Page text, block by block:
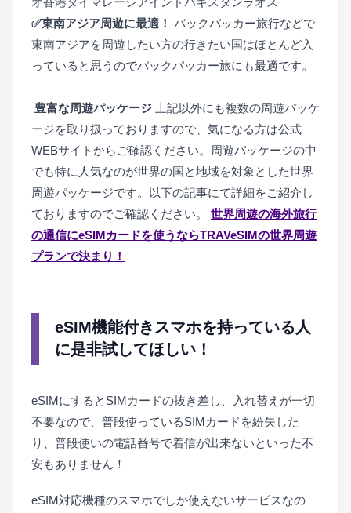
✅東南アジア周遊に最適！ バックパッカー旅行などで
東南アジアを周遊したい方の行きたい国はほとんど入
っていると思うのでバックパッカー旅にも最適です。
豊富な周遊パッケージ
上記以外にも複数の周遊パッケ
ージを取り扱っておりますので、気になる方は公式
WEBサイトからご確認ください。周遊パッケージの中
でも特に人気なのが世界の国と地域を対象とした世界
周遊パッケージです。以下の記事にて詳細をご紹介し
ておりますのでご確認ください。 世界周遊の海外旅行
の通信にeSIMカードを使うならTRAVeSIMの世界周遊
プランで決まり！
eSIM機能付きスマホを持っている人
に是非試してほしい！
eSIMにするとSIMカードの抜き差し、入れ替えが一切
不要なので、普段使っているSIMカードを紛失した
り、普段使いの電話番号で着信が出来ないといった不
安もありません！
eSIM対応機種のスマホでしか使えないサービスなの